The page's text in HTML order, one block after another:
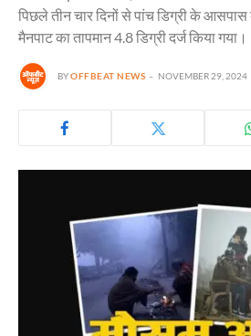
पिछले तीन चार दिनों से पांच डिग्री के
मैनपाट का तापमान 4.8 डिग्री दर्ज किया गया।
BYOFFBEAT NEWS NOVEMBER 29, 2024